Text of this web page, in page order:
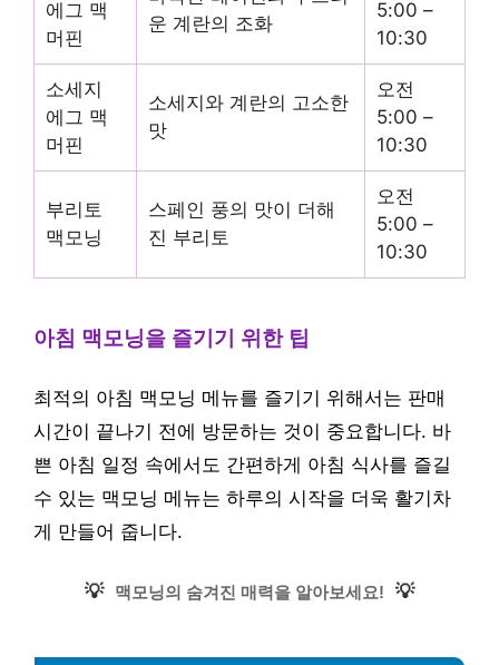
에그 맥
머핀
운 계란의 조화
5:00 –
10:30
소세지
에그 맥
머핀
소세지와 계란의 고소한
맛
오전
5:00 –
10:30
부리토
맥모닝
스페인 풍의 맛이 더해
진 부리토
오전
5:00 –
10:30
아침 맥모닝을 즐기기 위한 팁
최적의 아침 맥모닝 메뉴를 즐기기 위해서는 판매
시간이 끝나기 전에 방문하는 것이 중요합니다. 바
쁜 아침 일정 속에서도 간편하게 아침 식사를 즐길
수 있는 맥모닝 메뉴는 하루의 시작을 더욱 활기차
게 만들어 줍니다.
💡 맥모닝의 숨겨진 매력을 알아보세요! 💡